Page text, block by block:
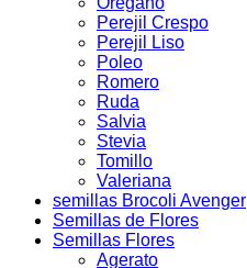
Perejil Crespo
Perejil Liso
Poleo
Romero
Ruda
Salvia
Stevia
Tomillo
Valeriana
semillas Brocoli Avenger
Semillas de Flores
Semillas Flores
Agerato